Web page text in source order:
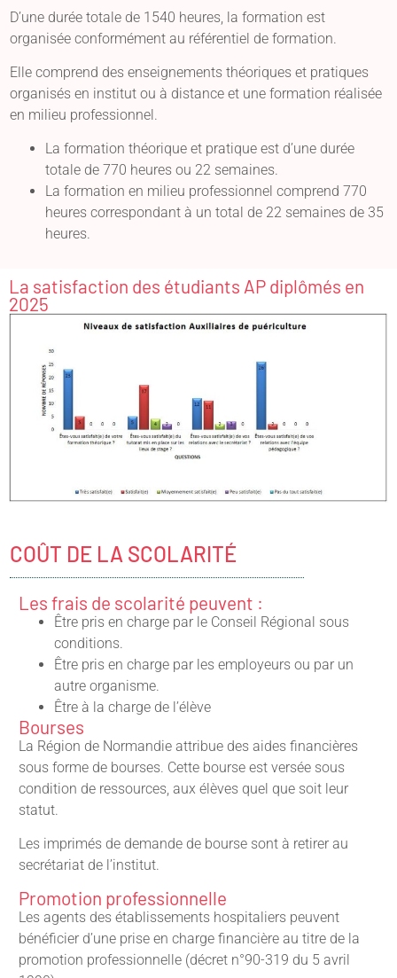
D’une durée totale de 1540 heures, la formation est
organisée conformément au référentiel de formation.
Elle comprend des enseignements théoriques et pratiques
organisés en institut ou à distance et une formation réalisée
en milieu professionnel.
La formation théorique et pratique est d’une durée
totale de 770 heures ou 22 semaines.
La formation en milieu professionnel comprend 770
heures correspondant à un total de 22 semaines de 35
heures.
La satisfaction des étudiants AP diplômés en
2025
COÛT DE LA SCOLARITÉ
Les frais de scolarité peuvent :
Être pris en charge par le Conseil Régional sous
conditions.
Être pris en charge par les employeurs ou par un
autre organisme.
Être à la charge de l’élève
Bourses
La Région de Normandie attribue des aides financières
sous forme de bourses. Cette bourse est versée sous
condition de ressources, aux élèves quel que soit leur
statut.
Les imprimés de demande de bourse sont à retirer au
secrétariat de l’institut.
Promotion professionnelle
Les agents des établissements hospitaliers peuvent
bénéficier d’une prise en charge financière au titre de la
promotion professionnelle (décret n°90-319 du 5 avril